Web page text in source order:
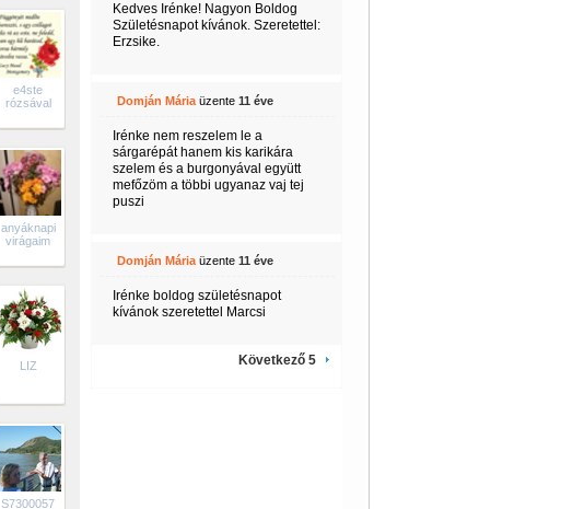
e4ste
rózsával
anyáknapi
virágaim
LIZ
S7300057
Kedves Irénke! Nagyon Boldog
Születésnapot kívánok. Szeretettel:
Erzsike.
Domján Máriaüzente 11 éve
Irénke nem reszelem le a
sárgarépát hanem kis karikára
szelem és a burgonyával együtt
mefőzöm a többi ugyanaz vaj tej
puszi
Domján Máriaüzente 11 éve
Irénke boldog születésnapot
kívánok szeretettel Marcsi
Következő 5